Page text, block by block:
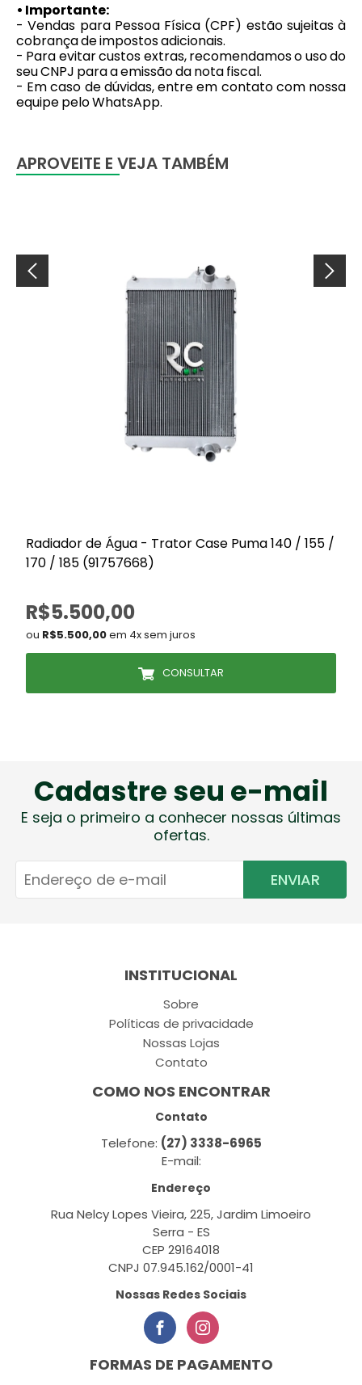
• Importante:
- Vendas para Pessoa Física (CPF) estão sujeitas à
cobrança de impostos adicionais.
- Para evitar custos extras, recomendamos o uso do
seu CNPJ para a emissão da nota fiscal.
- Em caso de dúvidas, entre em contato com nossa
equipe pelo WhatsApp.
APROVEITE E VEJA TAMBÉM
Radiador de Água - Trator Case Puma 140 / 155 /
170 / 185 (91757668)
R$5.500,00
ou R$5.500,00em 4x sem juros
CONSULTAR
Cadastre seu e-mail
E seja o primeiro a conhecer nossas últimas
ofertas.
ENVIAR
INSTITUCIONAL
Sobre
Políticas de privacidade
Nossas Lojas
Contato
COMO NOS ENCONTRAR
Contato
Telefone: (27) 3338-6965
E-mail:
Endereço
Rua Nelcy Lopes Vieira, 225, Jardim Limoeiro
Serra - ES
CEP 29164018
CNPJ 07.945.162/0001-41
Nossas Redes Sociais
FORMAS DE PAGAMENTO